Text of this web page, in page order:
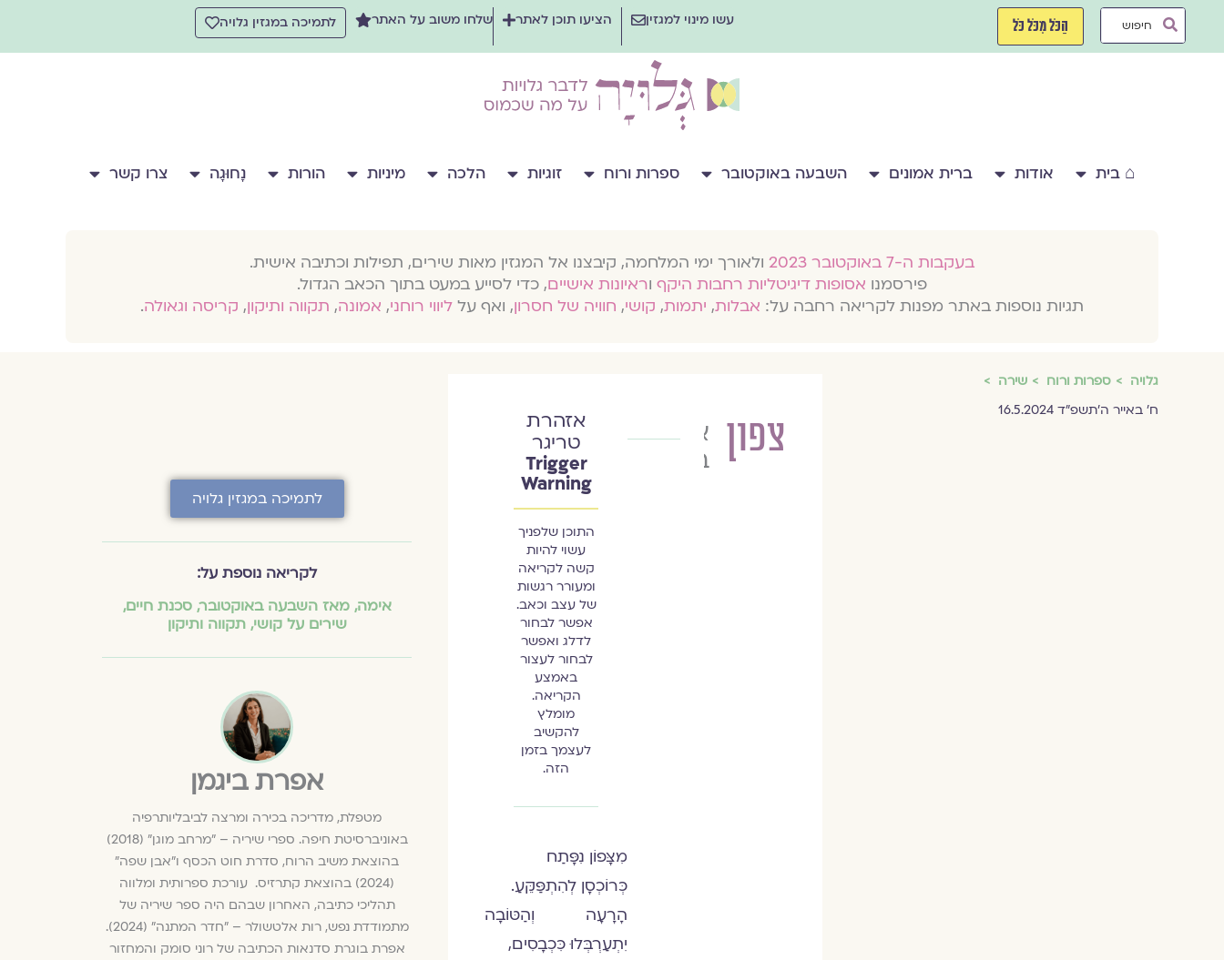
Search
הַכֹּל מִכֹּל כֹּל עשו מינוי למגזין הציעו תוכן לאתר שלחו משוב על האתר לתמיכה במגזין גלויה
⌂ בית אודות ברית אמונים השבעה באוקטובר ספרות ורוח זוגיות הלכה מיניות הורות נָחוּגָה צרו קשר
בעקבות ה-7 באוקטובר 2023
ולאורך ימי המלחמה, קיבצנו אל המגזין מאות שירים, תפילות וכתיבה אישית.
פירסמנו אסופות דיגיטליות רחבות היקף וראיונות אישיים, כדי לסייע במעט בתוך הכאב הגדול.
תגיות נוספות באתר מפנות לקריאה רחבה על: אבלות, יתמות, קושי, חוויה של חסרון, ואף על ליווי רוחני, אמונה, תקווה ותיקון, קריסה וגאולה.
גלויה ספרות ורוח
שירה
ח׳ באייר ה׳תשפ״ד 16.5.2024
צפון אפרת
ביגמן
אזהרת
טריגר
Trigger
Warning
התוכן שלפניך
עשוי להיות
קשה לקריאה
ומעורר רגשות
של עצב וכאב.
אפשר לבחור
לדלג ואפשר
לבחור לעצור
באמצע
הקריאה.
מומלץ
להקשיב
לעצמך בזמן
הזה.
מִצָּפוֹן נִפָּתַח
כְּרוֹכְסָן לְהִתְפַּקֵּעַ.
הָרָעָה וְהַטּוֹבָה
יִתְעַרְבְּלוּ כִּכְבָסִים,
לתמיכה במגזין גלויה
לקריאה נוספת על:
אימה,מאז השבעה באוקטובר,סכנת חיים,
שירים על קושי,תקווה ותיקון
אפרת ביגמן
מטפלת, מדריכה בכירה ומרצה לביבליותרפיה
באוניברסיטת חיפה. ספרי שיריה – "מרחב מוגן" (2018)
בהוצאת משיב הרוח, סדרת חוט הכסף ו"אבן שפה"
(2024) בהוצאת קתרזיס. עורכת ספרותית ומלווה
תהליכי כתיבה, האחרון שבהם היה ספר שיריה של
מתמודדת נפש, רות אלטשולר – "חדר המתנה" (2024).
אפרת בוגרת סדנאות הכתיבה של רוני סומק והמחזור